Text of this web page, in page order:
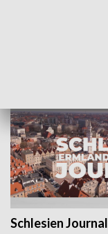
Schlesien Journal